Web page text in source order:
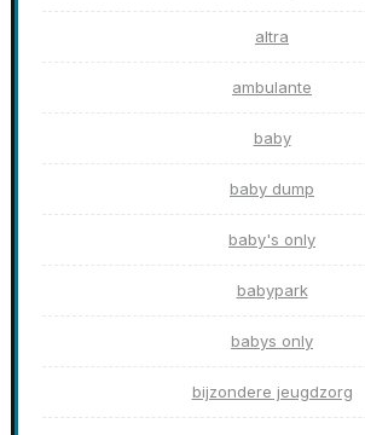
altra
ambulante
baby
baby dump
baby's only
babypark
babys only
bijzondere jeugdzorg